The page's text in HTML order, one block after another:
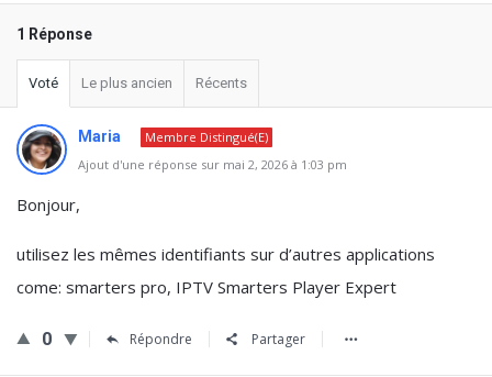
1 Réponse
Voté Le plus ancien Récents
Maria
Membre Distingué(e)
Ajout d'une réponse sur mai 2, 2026 à 1:03 pm
Bonjour,
utilisez les mêmes identifiants sur d’autres applications
come: smarters pro, IPTV Smarters Player Expert
0 Répondre Partager